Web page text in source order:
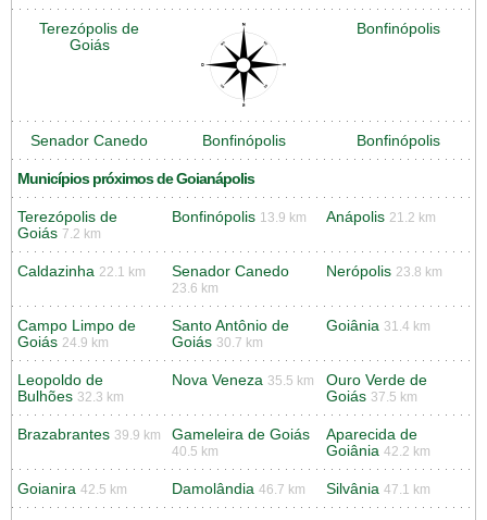
Terezópolis de
Goiás
Bonfinópolis
Senador Canedo Bonfinópolis Bonfinópolis
Municípios próximos de Goianápolis
Terezópolis de
Goiás 7.2 km
Bonfinópolis 13.9 km Anápolis 21.2 km
Caldazinha 22.1 km Senador Canedo
23.6 km
Nerópolis 23.8 km
Campo Limpo de
Goiás 24.9 km
Santo Antônio de
Goiás 30.7 km
Goiânia 31.4 km
Leopoldo de
Bulhões 32.3 km
Nova Veneza 35.5 km
Ouro Verde de
Goiás 37.5 km
Brazabrantes 39.9 km Gameleira de Goiás
40.5 km
Aparecida de
Goiânia 42.2 km
Goianira 42.5 km Damolândia 46.7 km Silvânia 47.1 km